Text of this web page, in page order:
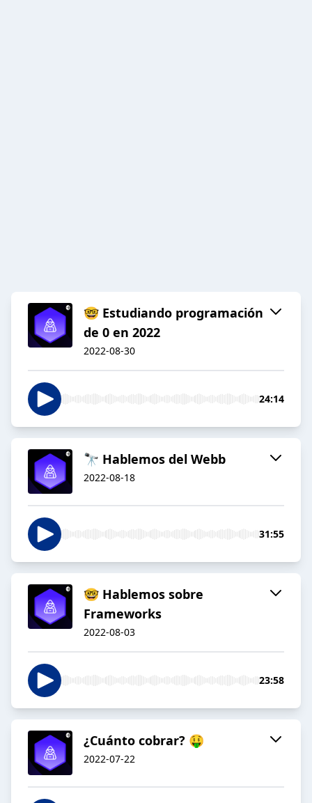
🤓 Estudiando programación
de 0 en 2022
2022-08-30
24:14
🔭 Hablemos del Webb
2022-08-18
31:55
🤓 Hablemos sobre
Frameworks
2022-08-03
23:58
¿Cuánto cobrar? 🤑
2022-07-22